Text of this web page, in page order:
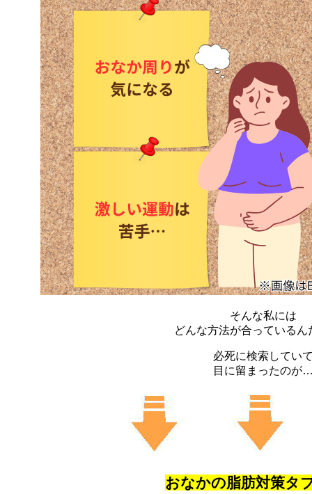
そんな私には
どんな方法が合っているん
必死に検索してい
目に留まったのが
おなかの脂肪対策タ